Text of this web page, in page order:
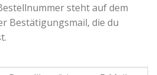
steht auf dem
Bestätigungsmail, die du